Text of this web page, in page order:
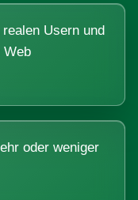
Usern und
Web
oder weniger